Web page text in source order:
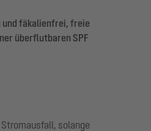
und fäkalienfrei, freie
überflutbaren SPF
solange